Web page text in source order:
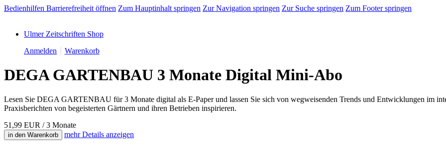
Bedienhilfen Barrierefreiheit öffnen Zum Hauptinhalt springen Zur Navigation springen Zur Suche springen Zum Footer springen
Ulmer Zeitschriften Shop
Anmelden
Warenkorb
DEGA GARTENBAU 3 Monate Digital Mini-Abo
Lesen Sie DEGA GARTENBAU für 3 Monate digital als E-Paper und lassen Sie sich von wegweisenden Trends und Entwicklungen im
Praxisberichten von begeisterten Gärtnern und ihren Betrieben inspirieren.
51,99 EUR / 3 Monate
in den Warenkorb mehrDetails anzeigen